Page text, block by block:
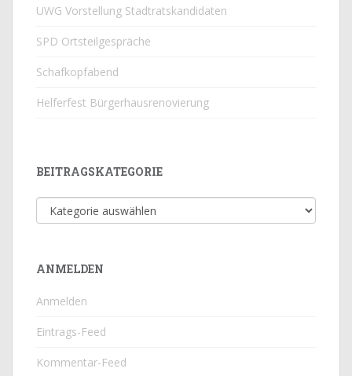
UWG Vorstellung Stadtratskandidaten
SPD Ortsteilgespräche
Schafkopfabend
Helferfest Bürgerhausrenovierung
BEITRAGSKATEGORIE
Beitragskategorie
ANMELDEN
Anmelden
Eintrags-Feed
Kommentar-Feed